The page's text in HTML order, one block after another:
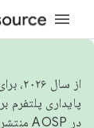
از
پایداری پلتفرم
در AOSP منتشر خواهیم کرد. برای ساخت و مشارکت در AOSP،